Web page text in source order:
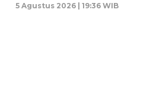
5 Agustus 2026 | 19:36 WIB